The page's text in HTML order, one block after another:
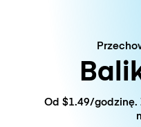
Od $1.49/